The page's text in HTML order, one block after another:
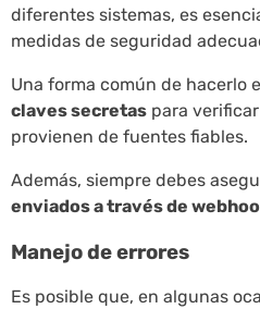
diferentes sistemas, es
medidas de seguridad
Una forma común de hacerlo
claves secretas para
provienen de fuentes fiables.
Además, siempre debes
enviados a través de
Manejo de errores
Es posible que, en algunas